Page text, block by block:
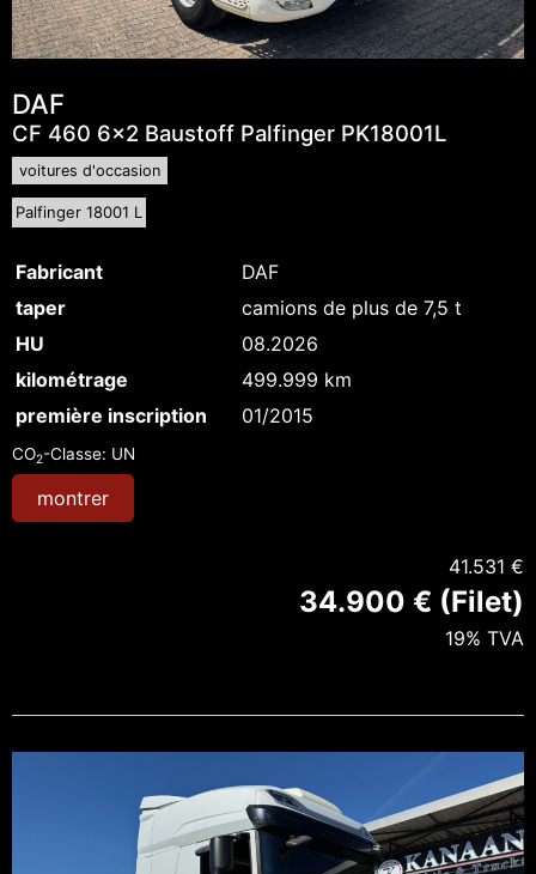
DAF
CF 460 6x2 Baustoff Palfinger PK18001L
voitures d'occasion
Palfinger 18001 L
Fabricant
DAF
taper
camions de plus de 7,5 t
HU
08.2026
kilométrage
499.999 km
première inscription
01/2015
CO2-Classe: UN
montrer
41.531 €
34.900 € (Filet)
19% TVA